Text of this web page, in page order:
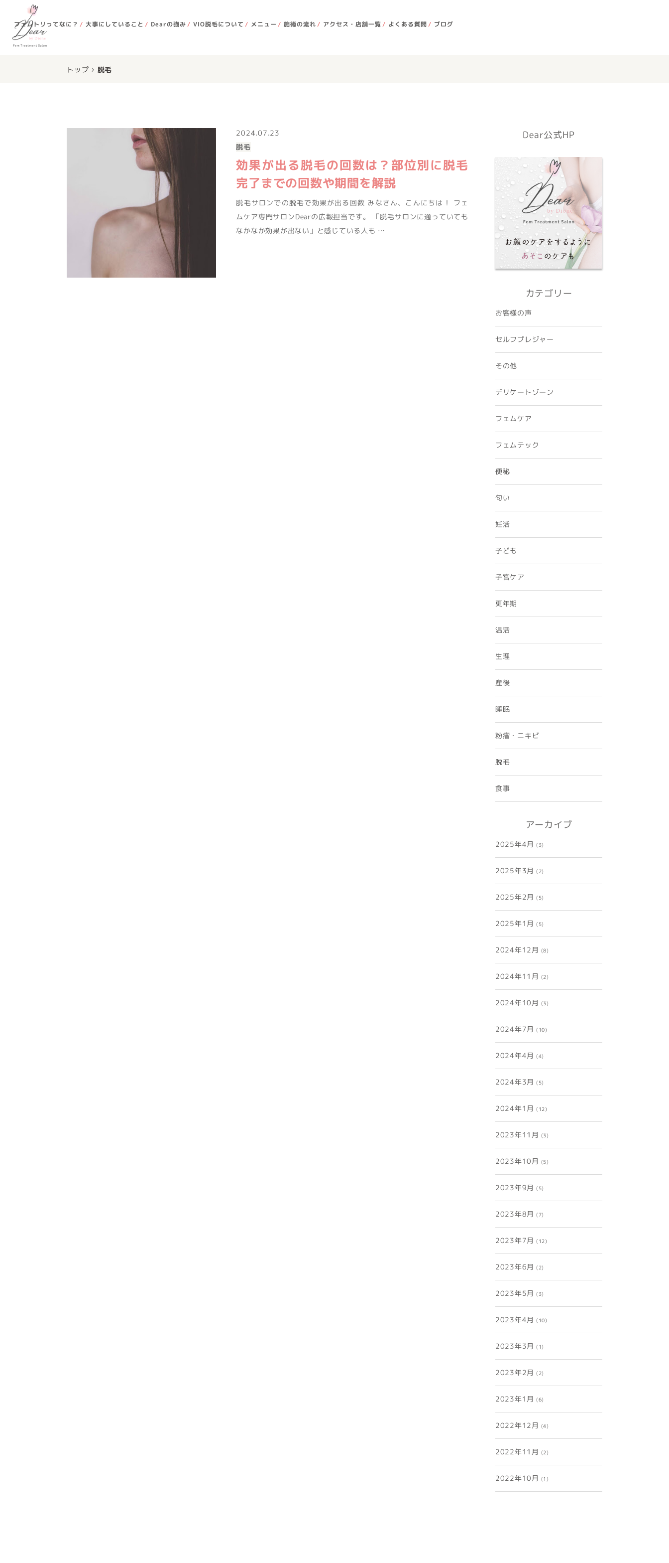
フェムトリってなに？ 大事にしていること Dearの強み VIO脱毛について メニュー 施術の流れ アクセス・店舗一覧 よくある質問 ブログ
トップ › 脱毛
2024.07.23
脱毛
効果が出る脱毛の回数は？部位別に脱毛
完了までの回数や期間を解説
脱毛サロンでの脱毛で効果が出る回数 みなさん、こんにちは！ フェ
ムケア専門サロンDearの広報担当です。 「脱毛サロンに通っていても
なかなか効果が出ない」と感じている人も …
Dear公式HP
カテゴリー
お客様の声
セルフプレジャー
その他
デリケートゾーン
フェムケア
フェムテック
便秘
匂い
妊活
子ども
子宮ケア
更年期
温活
生理
産後
睡眠
粉瘤・ニキビ
脱毛
食事
アーカイブ
2025年4月 (3)
2025年3月 (2)
2025年2月 (5)
2025年1月 (5)
2024年12月 (8)
2024年11月 (2)
2024年10月 (3)
2024年7月 (10)
2024年4月 (4)
2024年3月 (5)
2024年1月 (12)
2023年11月 (3)
2023年10月 (5)
2023年9月 (5)
2023年8月 (7)
2023年7月 (12)
2023年6月 (2)
2023年5月 (3)
2023年4月 (10)
2023年3月 (1)
2023年2月 (2)
2023年1月 (6)
2022年12月 (4)
2022年11月 (2)
2022年10月 (1)